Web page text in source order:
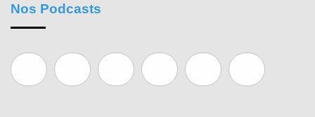
Nos Podcasts